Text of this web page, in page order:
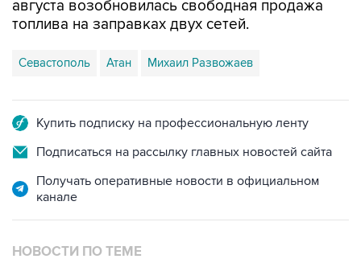
августа возобновилась свободная продажа
топлива на заправках двух сетей.
Севастополь Атан Михаил Развожаев
Купить подписку на профессиональную ленту
Подписаться на рассылку главных новостей сайта
Получать оперативные новости в официальном
канале
НОВОСТИ ПО ТЕМЕ